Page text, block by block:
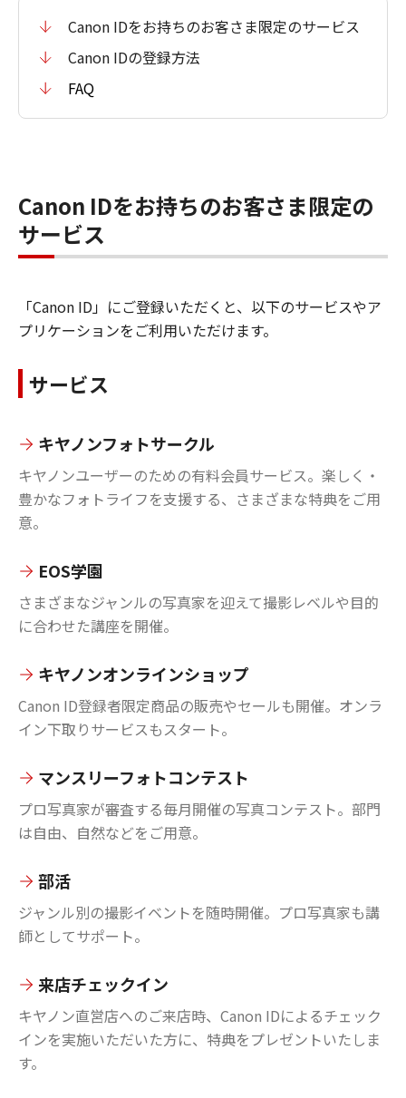
Canon IDをお持ちのお客さま限定のサービス
Canon IDの登録方法
FAQ
Canon IDをお持ちのお客さま限定の
サービス
「Canon ID」にご登録いただくと、以下のサービスやア
プリケーションをご利用いただけます。
サービス
キヤノンフォトサークル
キヤノンユーザーのための有料会員サービス。楽しく・
豊かなフォトライフを支援する、さまざまな特典をご用
意。
EOS学園
さまざまなジャンルの写真家を迎えて撮影レベルや目的
に合わせた講座を開催。
キヤノンオンラインショップ
Canon ID登録者限定商品の販売やセールも開催。オンラ
イン下取りサービスもスタート。
マンスリーフォトコンテスト
プロ写真家が審査する毎月開催の写真コンテスト。部門
は自由、自然などをご用意。
部活
ジャンル別の撮影イベントを随時開催。プロ写真家も講
師としてサポート。
来店チェックイン
キヤノン直営店へのご来店時、Canon IDによるチェック
インを実施いただいた方に、特典をプレゼントいたしま
す。